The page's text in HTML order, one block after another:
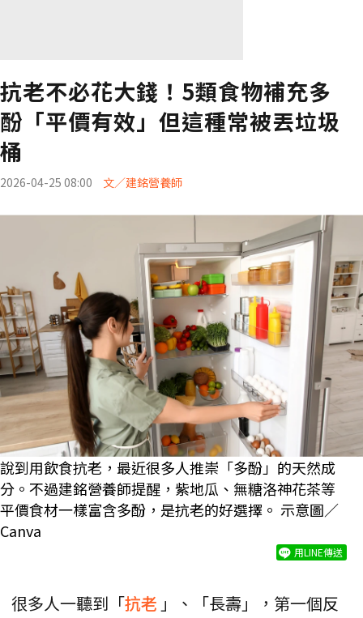
抗老不必花大錢！5類食物補充多
酚「平價有效」但這種常被丟垃圾
桶
2026-04-25 08:00 文／建銘營養師
說到用飲食抗老，最近很多人推崇「多酚」的天然成
分。不過建銘營養師提醒，紫地瓜、無糖洛神花茶等
平價食材一樣富含多酚，是抗老的好選擇。 示意圖／
Canva
用LINE傳送
很多人一聽到「抗老 」、「長壽」，第一個反